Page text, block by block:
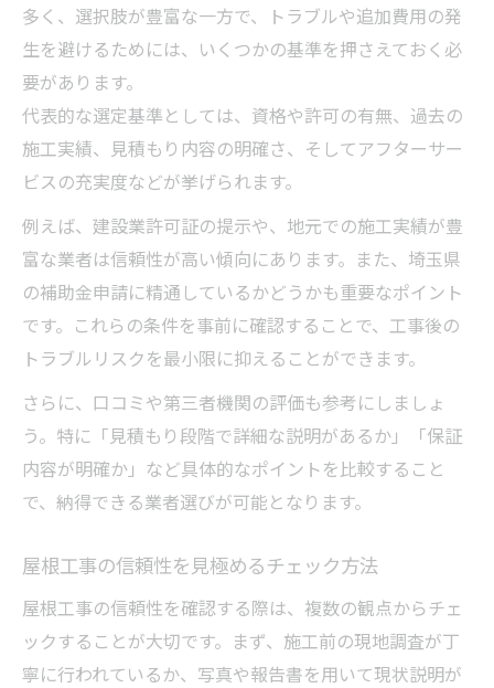
多く、選択肢が豊富な一方で、トラブルや追加費用の発
生を避けるためには、いくつかの基準を押さえておく必
要があります。
代表的な選定基準としては、資格や許可の有無、過去の
施工実績、見積もり内容の明確さ、そしてアフターサー
ビスの充実度などが挙げられます。
例えば、建設業許可証の提示や、地元での施工実績が豊
富な業者は信頼性が高い傾向にあります。また、埼玉県
の補助金申請に精通しているかどうかも重要なポイント
です。これらの条件を事前に確認することで、工事後の
トラブルリスクを最小限に抑えることができます。
さらに、口コミや第三者機関の評価も参考にしましょ
う。特に「見積もり段階で詳細な説明があるか」「保証
内容が明確か」など具体的なポイントを比較すること
で、納得できる業者選びが可能となります。
屋根工事の信頼性を見極めるチェック方法
屋根工事の信頼性を確認する際は、複数の観点からチェ
ックすることが大切です。まず、施工前の現地調査が丁
寧に行われているか、写真や報告書を用いて現状説明が